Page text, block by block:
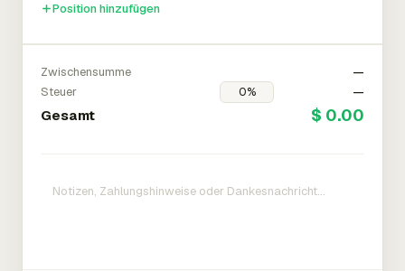
Position hinzufügen
Zwischensumme
—
Steuer
—
Gesamt $ 0.00